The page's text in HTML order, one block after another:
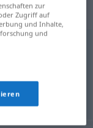
zur
Zugriff auf
und Inhalte,
und